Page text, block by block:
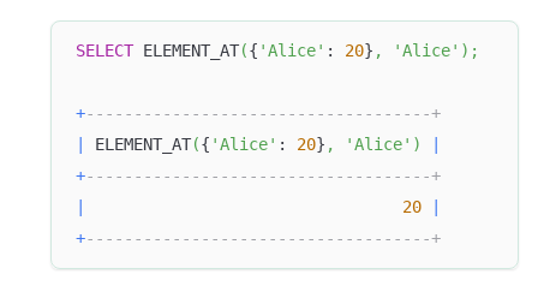
SELECT ELEMENT_AT({ 'Alice' : 20} , 'Alice' ) ;
+------------------------------------+
ELEMENT_AT({ 'Alice' : 20} , 'Alice' )
+------------------------------------+
20
+------------------------------------+